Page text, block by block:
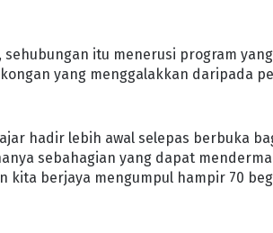
sehubungan itu menerusi program
yang menggalakkan daripada
hadir lebih awal selepas berbuka
sebahagian yang dapat
kita berjaya mengumpul hampir 70